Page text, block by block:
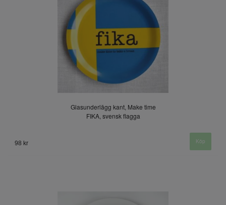
Glasunderlägg kant, Make time
FIKA, svensk flagga
98 kr